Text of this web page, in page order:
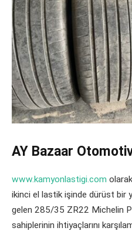
AY Bazaar
www.kamyonlastigi.com
ikinci el lastik işinde dürüst bir
gelen 285/35 ZR22 Michelin
sahiplerinin ihtiyaçlarını